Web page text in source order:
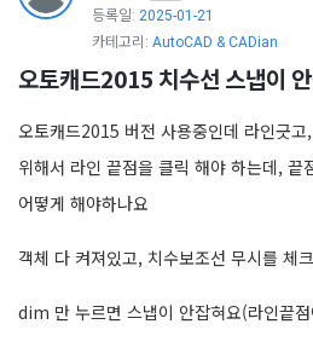
중
심
등록일: 2025-01-21
카테고리: AutoCAD & CADian
오토캐드2015 치수선 스냅이
오토캐드2015 버전 사용중인데 라인긋
위해서 라인 끝점을 클릭 해야 하는데, 끝
어떻게 해야하나요
객체 다 켜져있고, 치수보조선 무시를 체
dim 만 누르면 스냅이 안잡혀요(라인끝